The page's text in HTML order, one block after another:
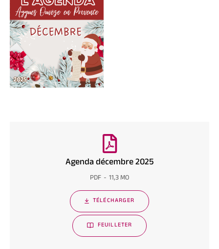
Agenda décembre 2025
PDF 11,3 MO
TÉLÉCHARGER
FEUILLETER